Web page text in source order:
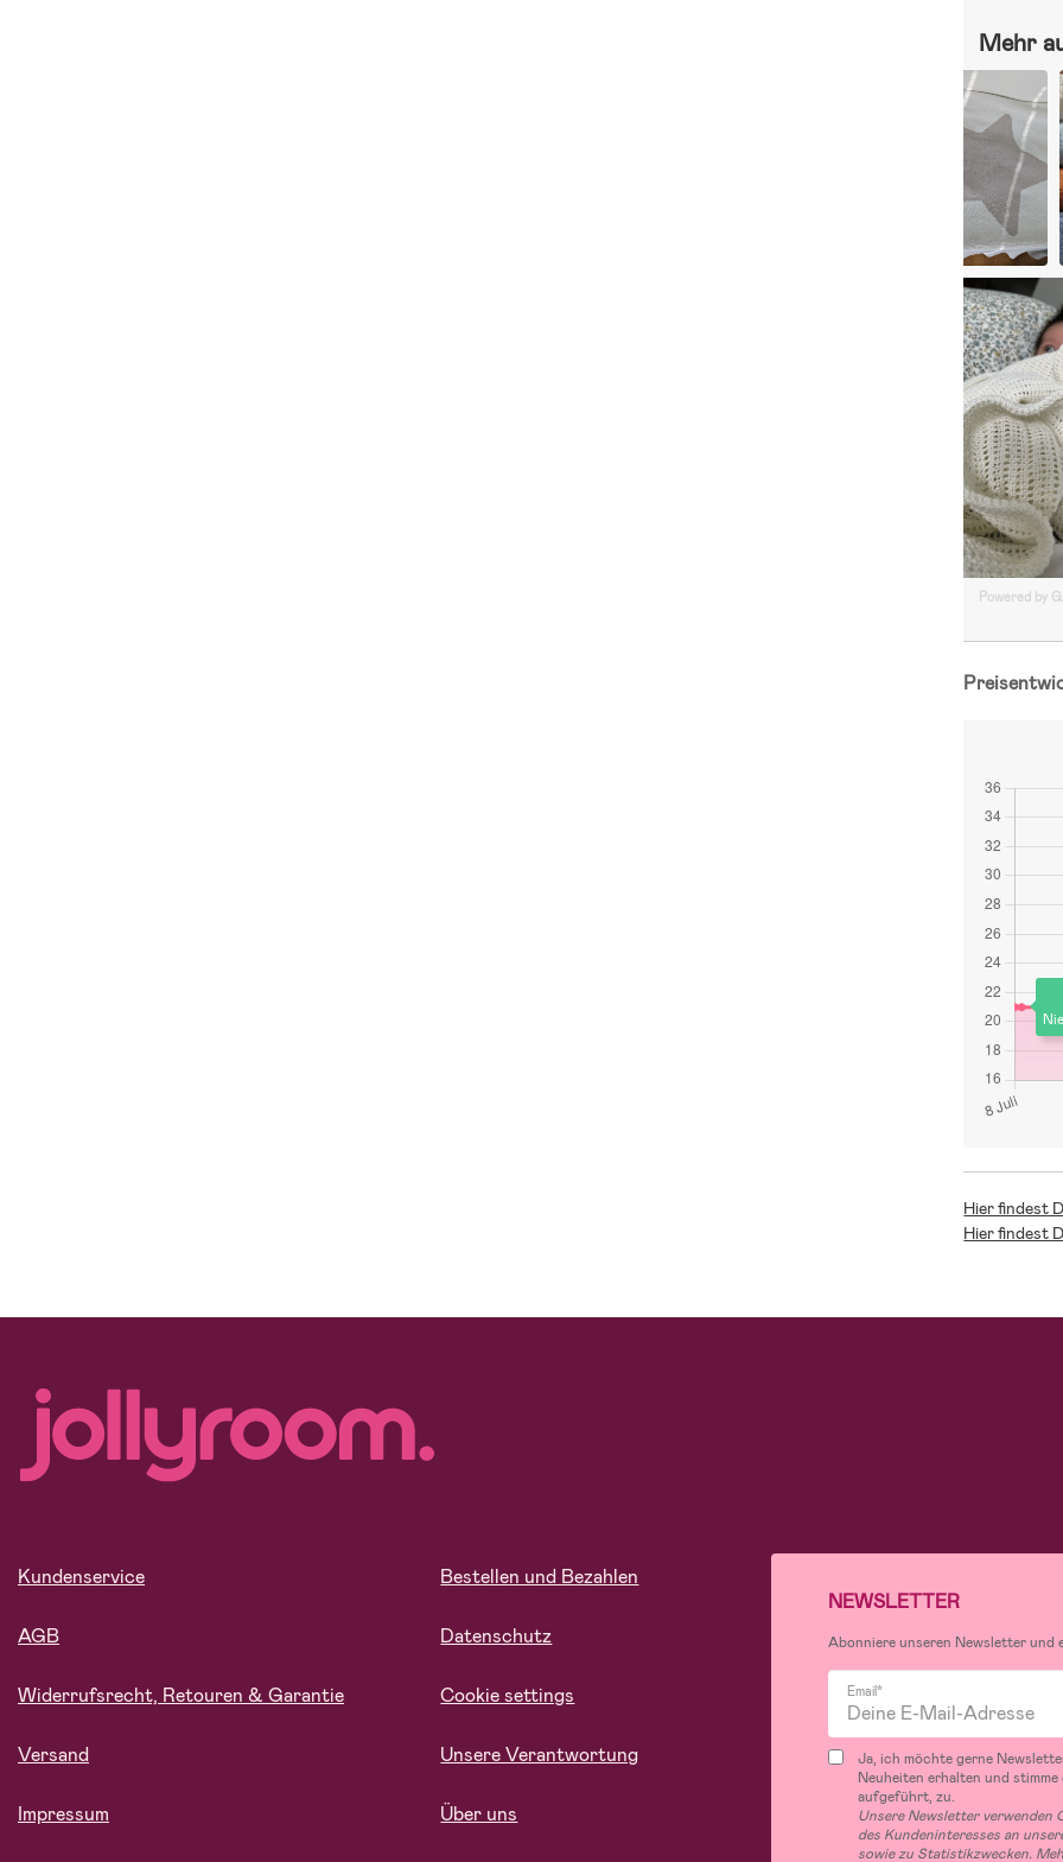
Mehr
Powered by
Hier findest
Hier findest
Kundenservice
AGB
Widerrufsrecht, Retouren & Garantie
Versand
Impressum
Bestellen und Bezahlen
Datenschutz
Cookie settings
Unsere Verantwortung
Über uns
NEWSLETTER
Abonniere unseren Newsletter und
Email*
Ja, ich möchte gerne
Neuheiten erhalten und
aufgeführt, zu.
Unsere Newsletter verwenden
des Kundeninteresses an
sowie zu Statistikzwecken.